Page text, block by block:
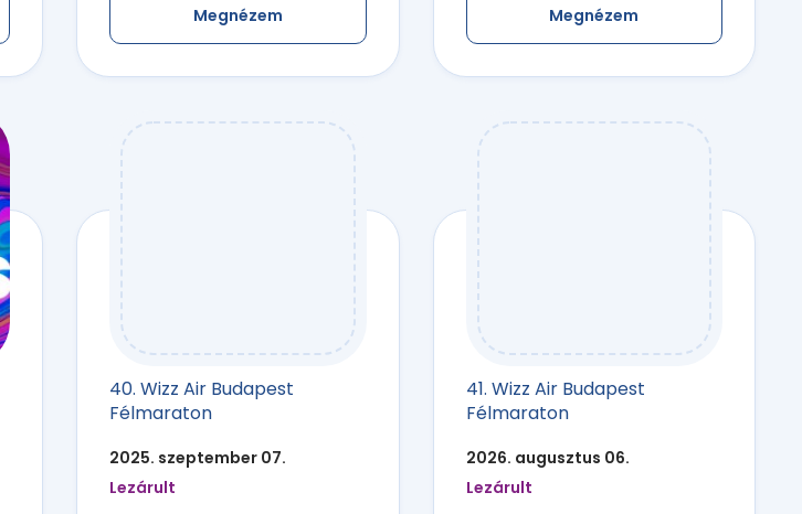
Megnézem Megnézem
40. Wizz Air Budapest
Félmaraton
2025. szeptember 07.
Lezárult
41. Wizz Air Budapest
Félmaraton
2026. augusztus 06.
Lezárult